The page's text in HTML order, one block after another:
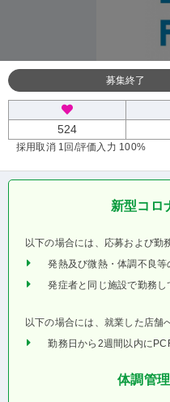
募集終了
524
採用取消 1回 /評価入力 100%
新型コロ
以下の場合には、応募および勤
発熱及び微熱・体調不良
発症者と同じ施設で勤務
以下の場合には、就業した店舗
勤務日から2週間以内に
体調管